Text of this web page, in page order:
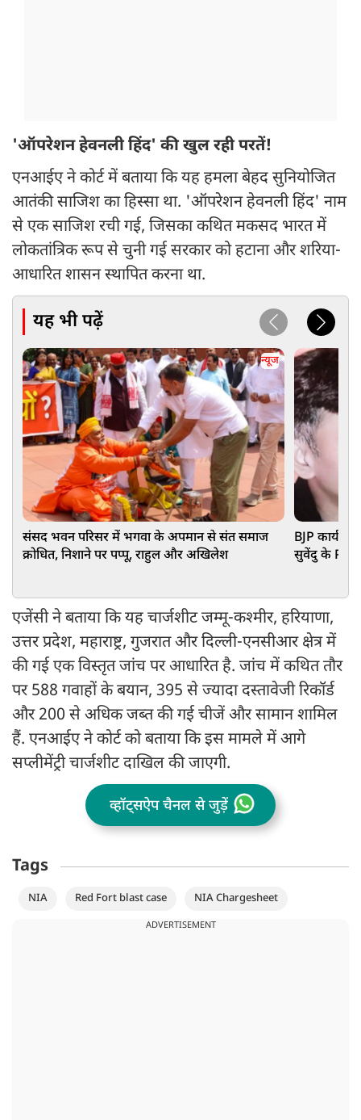
'ऑपरेशन हेवनली हिंद' की खुल रही परतें!
एनआईए ने कोर्ट में बताया कि यह हमला बेहद सुनियोजित
आतंकी साजिश का हिस्सा था. 'ऑपरेशन हेवनली हिंद' नाम
से एक साजिश रची गई, जिसका कथित मकसद भारत में
लोकतांत्रिक रूप से चुनी गई सरकार को हटाना और शरिया-
आधारित शासन स्थापित करना था.
यह भी पढ़ें
न्यूज
संसद भवन परिसर में भगवा के अपमान से संत समाज
क्रोधित, निशाने पर पप्पू, राहुल और अखिलेश
BJP
सुवेंदु के PA
एजेंसी ने बताया कि यह चार्जशीट जम्मू-कश्मीर, हरियाणा,
उत्तर प्रदेश, महाराष्ट्र, गुजरात और दिल्ली-एनसीआर क्षेत्र में
की गई एक विस्तृत जांच पर आधारित है. जांच में कथित तौर
पर 588 गवाहों के बयान, 395 से ज्यादा दस्तावेजी रिकॉर्ड
और 200 से अधिक जब्त की गई चीजें और सामान शामिल
हैं. एनआईए ने कोर्ट को बताया कि इस मामले में आगे
सप्लीमेंट्री चार्जशीट दाखिल की जाएगी.
व्हॉट्सऐप चैनल से जुड़ें
Tags
NIA Red Fort blast case NIA Chargesheet
ADVERTISEMENT